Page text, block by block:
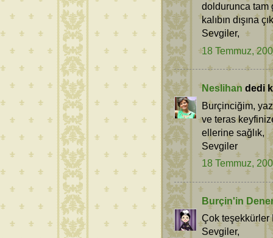
doldurunca tam
kalıbın dışına
Sevgiler,
18 Temmuz,
Neslihan dedi
Burçinciğim,
ve teras
ellerine sağlık,
Sevgiler
18 Temmuz,
Burçin'in
Çok teşekkürler
Sevgiler,